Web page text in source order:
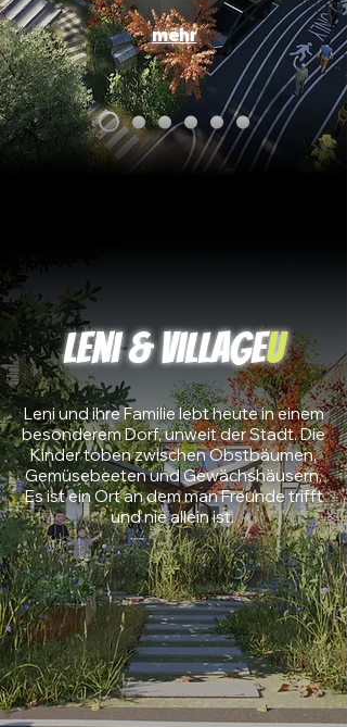
mehr
Leni & VillageU
Leni und ihre Familie lebt heute in einem
besonderem Dorf, unweit der Stadt. Die
Kinder toben zwischen Obstbäumen,
Gemüsebeeten und Gewächshäusern.
Es ist ein Ort an dem man Freunde trifft
und nie allein ist.